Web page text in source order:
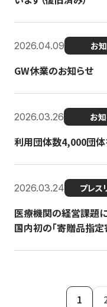
2026.04.09 お
GW休業のお知らせ
2026.03.26 お
利用団体数4,000団体
2026.03.24 プレス
医療機関の経営課題
国内初の「寄贈品指定
1